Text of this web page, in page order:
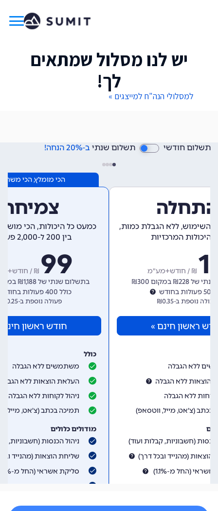
יש לנו מסלול שמתאים
לך!
למסלולי הנה"ח למייצגים »